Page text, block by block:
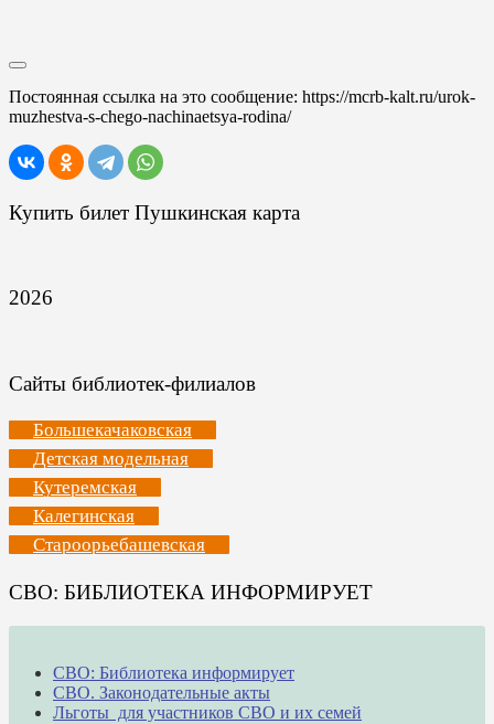
Постоянная ссылка на это сообщение: https://mcrb-kalt.ru/urok-
muzhestva-s-chego-nachinaetsya-rodina/
Купить билет Пушкинская карта
2026
Сайты библиотек-филиалов
Большекачаковская
Детская модельная
Кутеремская
Калегинская
Староорьебашевская
СВО: БИБЛИОТЕКА ИНФОРМИРУЕТ
СВО: Библиотека информирует
СВО. Законодательные акты
Льготы для участников СВО и их семей